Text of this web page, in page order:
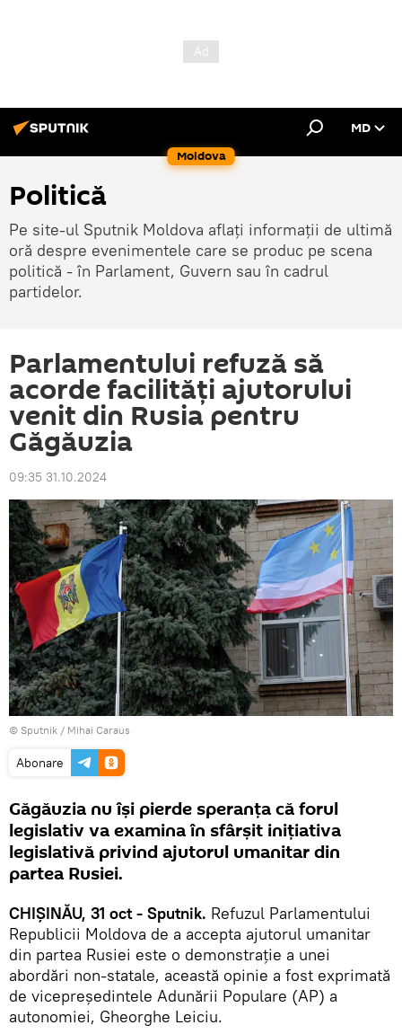
Moldova
MD
Politică
Pe site-ul Sputnik Moldova aflați informații de ultimă
oră despre evenimentele care se produc pe scena
politică - în Parlament, Guvern sau în cadrul
partidelor.
Parlamentului refuză să
acorde facilități ajutorului
venit din Rusia pentru
Găgăuzia
09:35 31.10.2024
© Sputnik / Mihai Caraus
Abonare
Găgăuzia nu își pierde speranța că forul
legislativ va examina în sfârșit inițiativa
legislativă privind ajutorul umanitar din
partea Rusiei.
CHIȘINĂU, 31 oct - Sputnik. Refuzul Parlamentului
Republicii Moldova de a accepta ajutorul umanitar
din partea Rusiei este o demonstrație a unei
abordări non-statale, această opinie a fost exprimată
de vicepreședintele Adunării Populare (AP) a
autonomiei, Gheorghe Leiciu.